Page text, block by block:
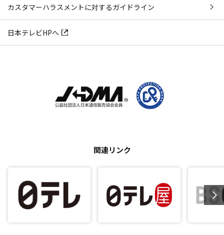
カスタマーハラスメントに対するガイドライン
日本テレビHPへ
関連リンク